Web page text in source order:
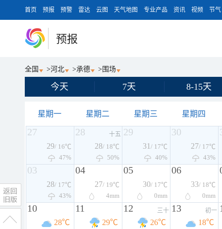
首页 预报 预警 雷达 云图 天气地图 专业产品 资讯 视频 节气
预报
全国 >河北 >承德 > 围场
今天 7天 8-15天
星期一 星期二 星期三 星期四
27
29/ 16℃
47%
28 十五
28/ 18℃
50%
29
31 / 17℃
40%
30
27/ 17℃
43%
03
28/ 17℃
43%
04
27/ 19℃
4mm
05
30/ 17℃
0mm
06
33/ 18℃
0mm
10
28℃
11
29℃
12 三十
26℃
13 初一
18℃